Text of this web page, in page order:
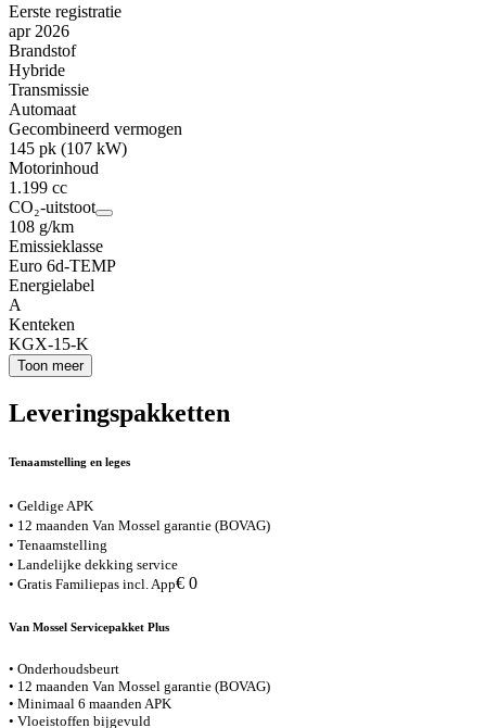
Eerste registratie
apr 2026
Brandstof
Hybride
Transmissie
Automaat
Gecombineerd vermogen
145 pk (107 kW)
Motorinhoud
1.199 cc
CO₂-uitstoot
108 g/km
Emissieklasse
Euro 6d-TEMP
Energielabel
A
Kenteken
KGX-15-K
Toon meer
Leveringspakketten
Tenaamstelling en leges
• Geldige APK
• 12 maanden Van Mossel garantie (BOVAG)
• Tenaamstelling
• Landelijke dekking service
• Gratis Familiepas incl. App€ 0
Van Mossel Servicepakket Plus
• Onderhoudsbeurt
• 12 maanden Van Mossel garantie (BOVAG)
• Minimaal 6 maanden APK
• Vloeistoffen bijgevuld